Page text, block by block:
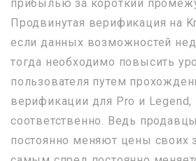
прибылью за короткий
Продвинутая верификация на
если данных возможностей
тогда необходимо повысить
пользователя путем
верификации для Pro и Legend,
соответственно. Ведь
постоянно меняют цены своих